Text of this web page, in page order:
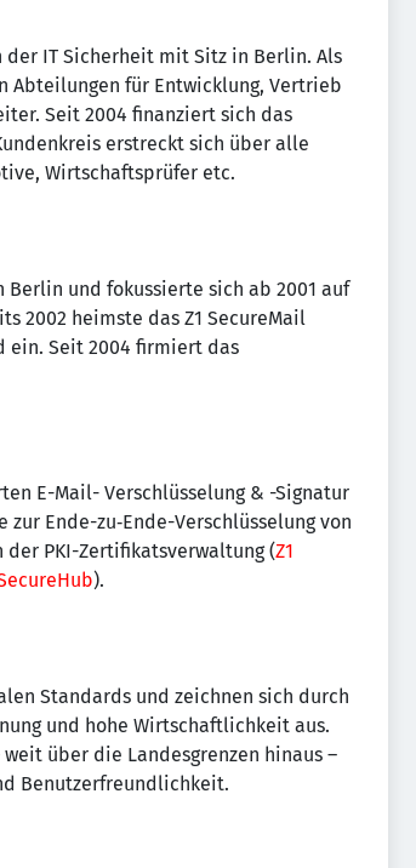
IT Sicherheit mit Sitz in Berlin. Als
Abteilungen für Entwicklung, Vertrieb
Seit 2004 finanziert sich das
erstreckt sich über alle
Wirtschaftsprüfer etc.
Berlin und fokussierte sich ab 2001 auf
2002 heimste das Z1 SecureMail
ein. Seit 2004 firmiert das
E-Mail- Verschlüsselung & -Signatur
Ende-zu‑Ende-Verschlüsselung von
PKI-Zertifikatsverwaltung (Z1
).
Standards und zeichnen sich durch
und hohe Wirtschaftlichkeit aus.
über die Landesgrenzen hinaus –
Benutzerfreundlichkeit.